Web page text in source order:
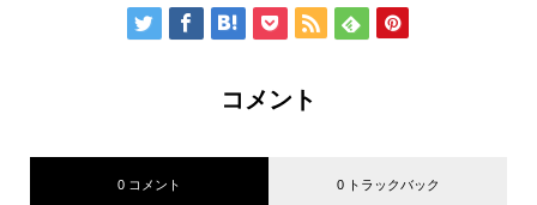
コメント
0 コメント 0 トラックバック